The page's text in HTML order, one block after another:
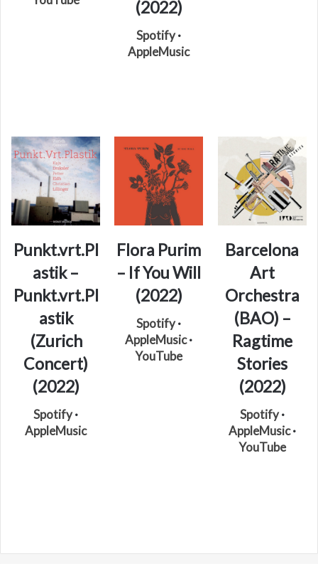
(2022)
Spotify·
AppleMusic
Punkt.vrt.Pl
astik –
Punkt.vrt.Pl
astik
(Zurich
Concert)
(2022)
Spotify·
AppleMusic
Flora Purim
– If You Will
(2022)
Spotify·
AppleMusic·
YouTube
Barcelona
Art
Orchestra
(BAO) –
Ragtime
Stories
(2022)
Spotify·
AppleMusic·
YouTube